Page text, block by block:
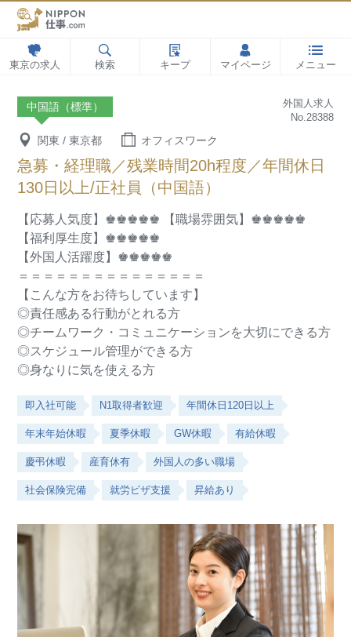
東京の求人 検索 キープ マイページ メニュー
中国語（標準）
外国人求人
No.28388
関東 / 東京都 オフィスワーク
急募・経理職／残業時間20h程度／年間休日
130日以上/正社員（中国語）
【応募人気度】♚♚♚♚♚ 【職場雰囲気】♚♚♚♚♚
【福利厚生度】♚♚♚♚♚
【外国人活躍度】♚♚♚♚♚
＝＝＝＝＝＝＝＝＝＝＝＝＝＝＝
【こんな方をお待ちしています】
◎責任感ある行動がとれる方
◎チームワーク・コミュニケーションを大切にできる方
◎スケジュール管理ができる方
◎身なりに気を使える方
即入社可能 N1取得者歓迎 年間休日120日以上
年末年始休暇 夏季休暇 GW休暇 有給休暇
慶弔休暇 産育休有 外国人の多い職場
社会保険完備 就労ビザ支援 昇給あり